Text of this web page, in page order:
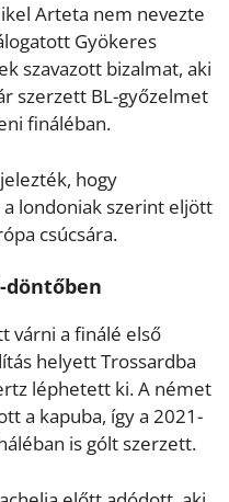
Arteta nem nevezte
Gyökeres
szavazott bizalmat, aki
szerzett BL-győzelmet
fináléban.
hogy
londoniak szerint eljött
csúcsára.
döntőben
várni a finálé első
helyett Trossardba
léphetett ki. A német
a kapuba, így a 2021-
is gólt szerzett.